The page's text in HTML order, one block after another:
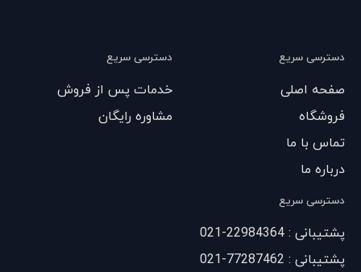
دسترسی سریع
صفحه اصلی
فروشگاه
تماس با ما
درباره ما
دسترسی سریع
خدمات پس از فروش
مشاوره رایگان
دسترسی سریع
پشتیبانی : 22984364-021
پشتیبانی : 77287462-021